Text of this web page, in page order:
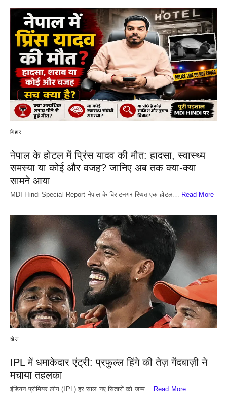
बिहार
नेपाल के होटल में प्रिंस यादव की मौत: हादसा, स्वास्थ्य
समस्या या कोई और वजह? जानिए अब तक क्या-क्या
सामने आया
MDI Hindi Special Report नेपाल के विराटनगर स्थित एक होटल… Read More
खेल
IPL में धमाकेदार एंट्री: प्रफुल्ल हिंगे की तेज़ गेंदबाज़ी ने
मचाया तहलका
इंडियन प्रीमियर लीग (IPL) हर साल नए सितारों को जन्म… Read More